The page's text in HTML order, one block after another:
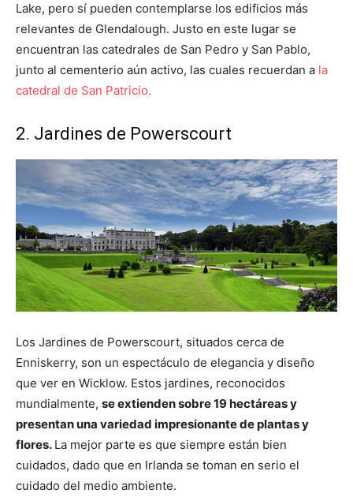
Lake, pero sí pueden contemplarse los edificios más
relevantes de Glendalough. Justo en este lugar se
encuentran las catedrales de San Pedro y San Pablo,
junto al cementerio aún activo, las cuales recuerdan a la
catedral de San Patricio.
2. Jardines de Powerscourt
Los Jardines de Powerscourt, situados cerca de
Enniskerry, son un espectáculo de elegancia y diseño
que ver en Wicklow. Estos jardines, reconocidos
mundialmente, se extienden sobre 19 hectáreas y
presentan una variedad impresionante de plantas y
flores. La mejor parte es que siempre están bien
cuidados, dado que en Irlanda se toman en serio el
cuidado del medio ambiente.